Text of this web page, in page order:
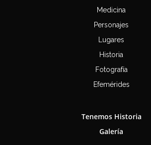
Medicina
Personajes
Lugares
Historia
Fotografía
Efemérides
Tenemos Historia
Galería